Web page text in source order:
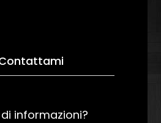
informazioni?